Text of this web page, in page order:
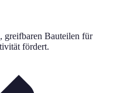
greifbaren Bauteilen für
fördert.